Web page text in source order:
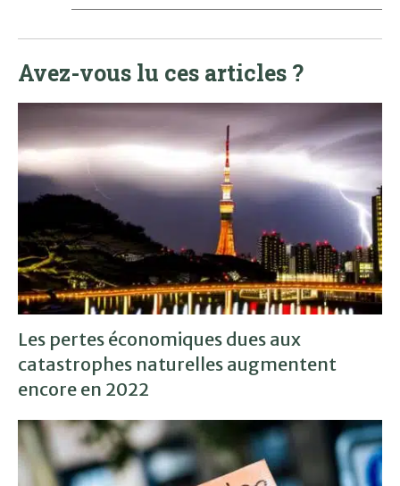
Avez-vous lu ces articles ?
Les pertes économiques dues aux
catastrophes naturelles augmentent
encore en 2022